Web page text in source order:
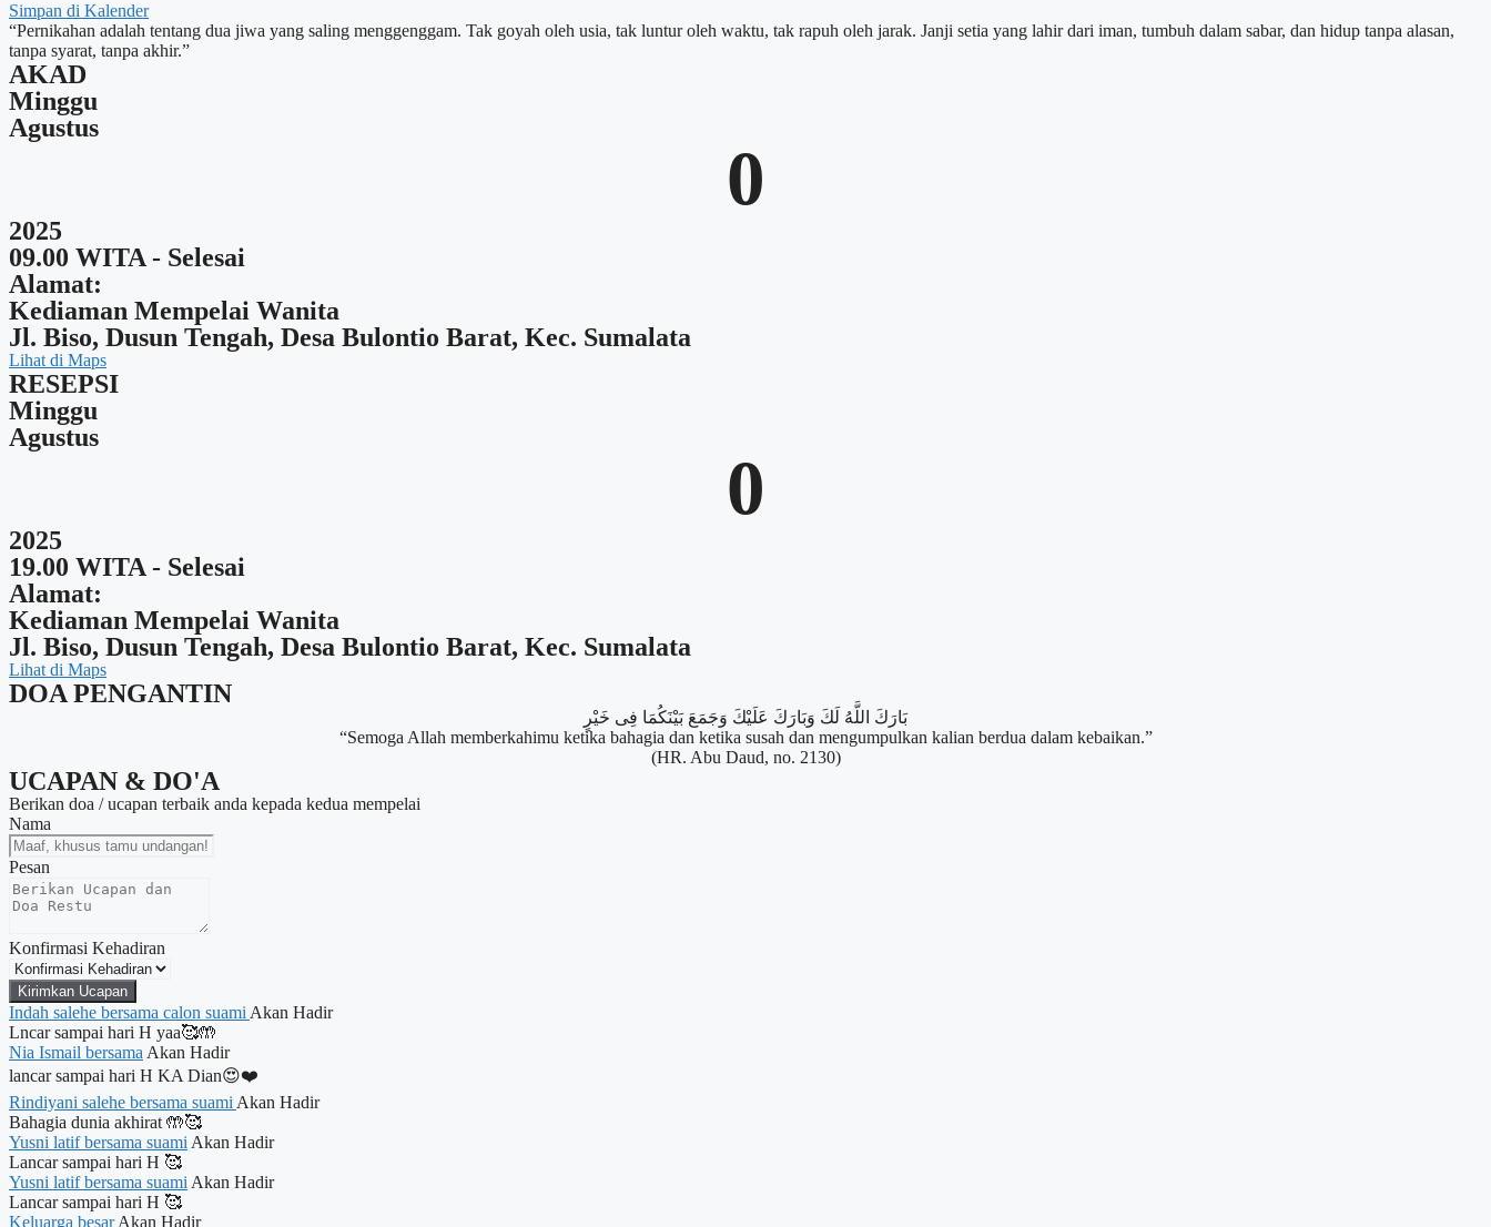
Simpan di Kalender
“Pernikahan adalah tentang dua jiwa yang saling menggenggam. Tak goyah oleh usia, tak luntur oleh waktu, tak rapuh oleh jarak. Janji setia yang lahir dari iman, tumbuh dalam sabar, dan hidup tanpa alasan,
tanpa syarat, tanpa akhir.”
AKAD
Minggu
Agustus
0
2025
09.00 WITA - Selesai
Alamat:
Kediaman Mempelai Wanita
Jl. Biso, Dusun Tengah, Desa Bulontio Barat, Kec. Sumalata
Lihat di Maps
RESEPSI
Minggu
Agustus
0
2025
19.00 WITA - Selesai
Alamat:
Kediaman Mempelai Wanita
Jl. Biso, Dusun Tengah, Desa Bulontio Barat, Kec. Sumalata
Lihat di Maps
DOA PENGANTIN
بَارَكَ اللَّهُ لَكَ وَبَارَكَ عَلَيْكَ وَجَمَعَ بَيْنَكُمَا فِى خَيْرٍ
“Semoga Allah memberkahimu ketika bahagia dan ketika susah dan mengumpulkan kalian berdua dalam kebaikan.”
(HR. Abu Daud, no. 2130)
UCAPAN & DO'A
Berikan doa / ucapan terbaik anda kepada kedua mempelai
Nama
Pesan
Konfirmasi Kehadiran
Kirimkan Ucapan
Indah salehe bersama calon suami Akan Hadir
Lncar sampai hari H yaa🥰🤲
Nia Ismail bersama Akan Hadir
lancar sampai hari H KA Dian😍❤️
Rindiyani salehe bersama suami Akan Hadir
Bahagia dunia akhirat 🤲🥰
Yusni latif bersama suami Akan Hadir
Lancar sampai hari H 🥰
Yusni latif bersama suami Akan Hadir
Lancar sampai hari H 🥰
Keluarga besarAkan Hadir